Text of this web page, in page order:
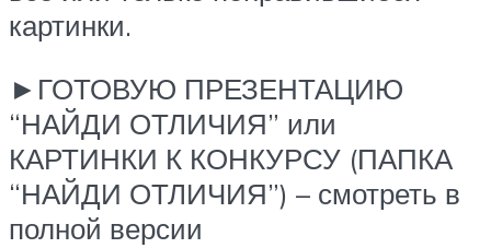
картинки.
►ГОТОВУЮ ПРЕЗЕНТАЦИЮ
“НАЙДИ ОТЛИЧИЯ” или
КАРТИНКИ К КОНКУРСУ (ПАПКА
“НАЙДИ ОТЛИЧИЯ”) – смотреть в
полной версии